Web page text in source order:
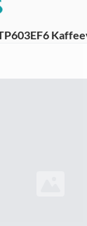
Clean)